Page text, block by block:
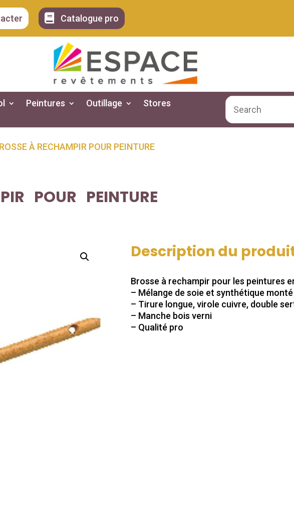
 Catalogue pro
Peintures Outillage Stores
À RECHAMPIR POUR PEINTURE
POUR PEINTURE
Description du
Brosse à rechampir pour les peintures
– Mélange de soie et synthétique
– Tirure longue, virole cuivre, double
– Manche bois verni
– Qualité pro